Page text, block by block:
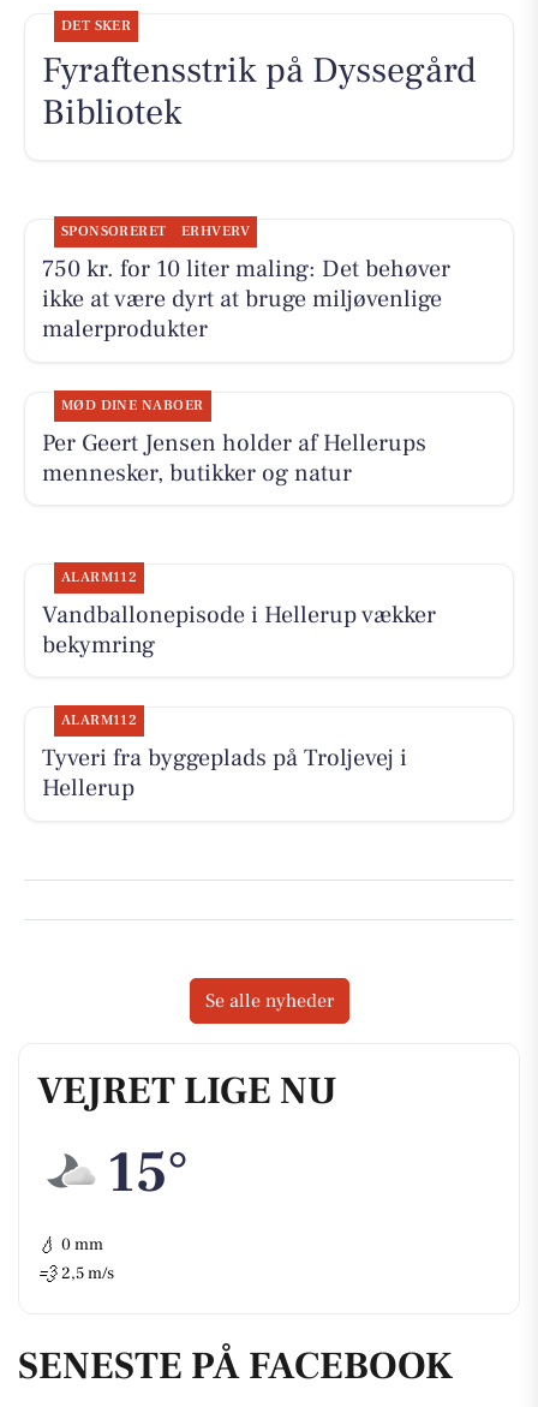
VEJRET LIGE NU
15°
💧 0 mm
💨 2,5 m/s
SENESTE PÅ FACEBOOK
DET SKER
Fyraftensstrik på Dyssegård
Bibliotek
SPONSORERET ERHVERV
750 kr. for 10 liter maling: Det behøver
ikke at være dyrt at bruge miljøvenlige
malerprodukter
MØD DINE NABOER
Per Geert Jensen holder af Hellerups
mennesker, butikker og natur
ALARM112
Vandballonepisode i Hellerup vækker
bekymring
ALARM112
Tyveri fra byggeplads på Troljevej i
Hellerup
Se alle nyheder